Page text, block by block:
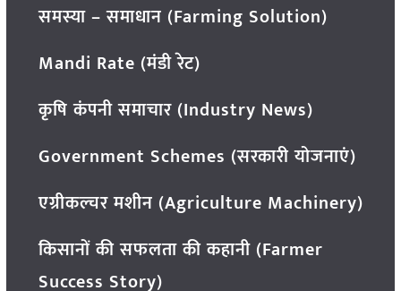
समस्या – समाधान (Farming Solution)
Mandi Rate (मंडी रेट)
कृषि कंपनी समाचार (Industry News)
Government Schemes (सरकारी योजनाएं)
एग्रीकल्चर मशीन (Agriculture Machinery)
किसानों की सफलता की कहानी (Farmer
Success Story)